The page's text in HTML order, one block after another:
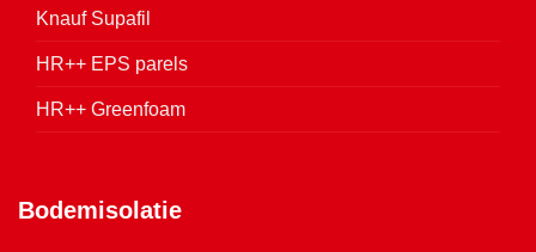
Knauf Supafil
HR++ EPS parels
HR++ Greenfoam
Bodemisolatie